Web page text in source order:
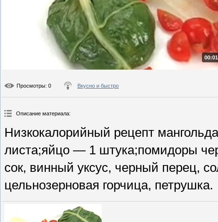
Просмотры: 0 Вкусно и быстро
Описание материала:
Низкокалорийный рецепт
листа;яйцо — 1 штука;помидоры
сок, винный уксус, черный перец,
цельнозерновая горчица, петрушка.